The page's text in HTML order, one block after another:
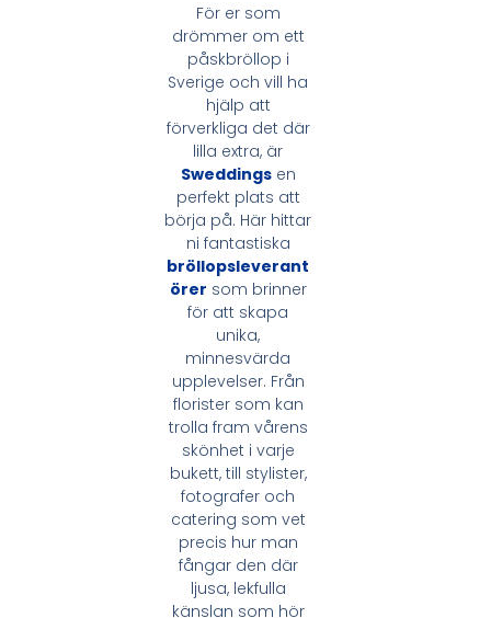
För er som
drömmer om ett
påskbröllop i
Sverige och vill ha
hjälp att
förverkliga det där
lilla extra, är
Sweddingsen
perfekt plats att
börja på. Här hittar
ni fantastiska
bröllopsleverant
örer som brinner
för att skapa
unika,
minnesvärda
upplevelser. Från
florister som kan
trolla fram vårens
skönhet i varje
bukett, till stylister,
fotografer och
catering som vet
precis hur man
fångar den där
ljusa, lekfulla
känslan som hör